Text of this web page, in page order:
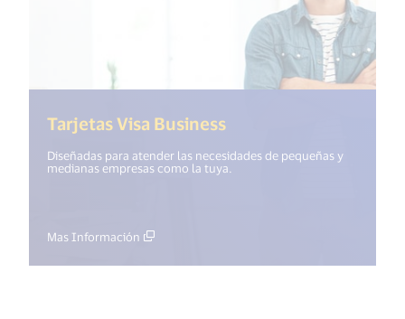
Tarjetas Visa Business(<%=
Diseñadas para atender las necesidades de pequeñas y
medianas empresas como la tuya.
Mas Información